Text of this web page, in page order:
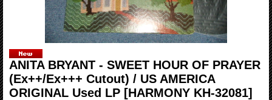
ANITA BRYANT - SWEET HOUR OF PRAYER
(Ex++/Ex+++ Cutout) / US AMERICA
ORIGINAL Used LP [HARMONY KH-32081]